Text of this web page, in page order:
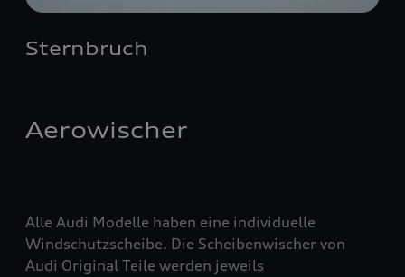
Sternbruch
Aerowischer
Alle Audi Modelle haben eine individuelle
Windschutzscheibe. Die Scheibenwischer von
Audi Original Teile werden jeweils